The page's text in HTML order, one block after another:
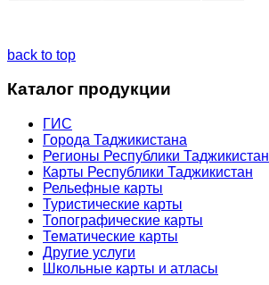
back to top
Каталог продукции
ГИС
Города Таджикистана
Регионы Республики Таджикистан
Карты Республики Таджикистан
Рельефные карты
Туристические карты
Топографические карты
Тематические карты
Другие услуги
Школьные карты и атласы